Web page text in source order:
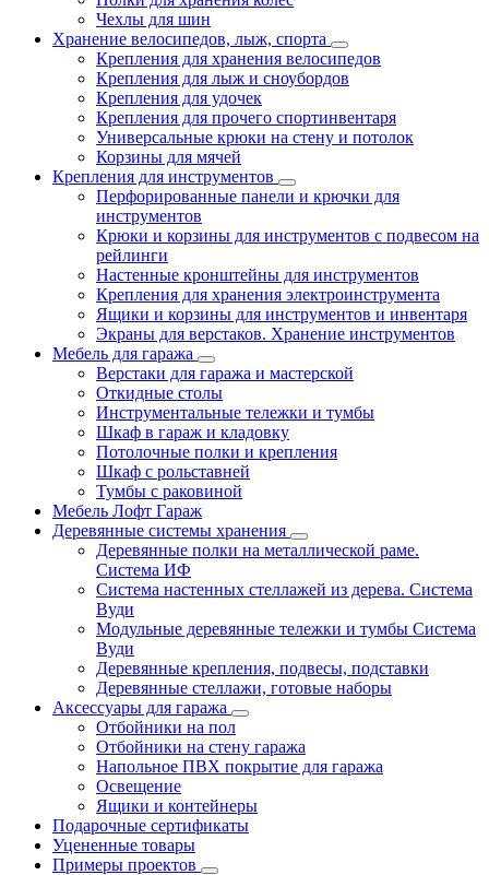
Чехлы для шин
Хранение велосипедов, лыж, спорта
Крепления для хранения велосипедов
Крепления для лыж и сноубордов
Крепления для удочек
Крепления для прочего спортинвентаря
Универсальные крюки на стену и потолок
Корзины для мячей
Крепления для инструментов
Перфорированные панели и крючки для
инструментов
Крюки и корзины для инструментов с подвесом на
рейлинги
Настенные кронштейны для инструментов
Крепления для хранения электроинструмента
Ящики и корзины для инструментов и инвентаря
Экраны для верстаков. Хранение инструментов
Мебель для гаража
Верстаки для гаража и мастерской
Откидные столы
Инструментальные тележки и тумбы
Шкаф в гараж и кладовку
Потолочные полки и крепления
Шкаф с рольставней
Тумбы с раковиной
Мебель Лофт Гараж
Деревянные системы хранения
Деревянные полки на металлической раме.
Система ИФ
Система настенных стеллажей из дерева. Система
Вуди
Модульные деревянные тележки и тумбы Система
Вуди
Деревянные крепления, подвесы, подставки
Деревянные стеллажи, готовые наборы
Аксессуары для гаража
Отбойники на пол
Отбойники на стену гаража
Напольное ПВХ покрытие для гаража
Освещение
Ящики и контейнеры
Подарочные сертификаты
Уцененные товары
Примеры проектов